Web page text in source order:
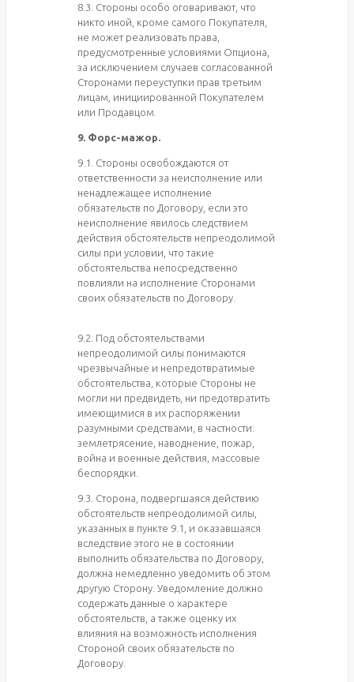
8.3. Стороны особо оговаривают, что
никто иной, кроме самого Покупателя,
не может реализовать права,
предусмотренные условиями Опциона,
за исключением случаев согласованной
Сторонами переуступки прав третьим
лицам, инициированной Покупателем
или Продавцом.
9. Форс-мажор.
9.1. Стороны освобождаются от
ответственности за неисполнение или
ненадлежащее исполнение
обязательств по Договору, если это
неисполнение явилось следствием
действия обстоятельств непреодолимой
силы при условии, что такие
обстоятельства непосредственно
повлияли на исполнение Сторонами
своих обязательств по Договору.
9.2. Под обстоятельствами
непреодолимой силы понимаются
чрезвычайные и непредотвратимые
обстоятельства, которые Стороны не
могли ни предвидеть, ни предотвратить
имеющимися в их распоряжении
разумными средствами, в частности:
землетрясение, наводнение, пожар,
война и военные действия, массовые
беспорядки.
9.3. Сторона, подвергшаяся действию
обстоятельств непреодолимой силы,
указанных в пункте 9.1, и оказавшаяся
вследствие этого не в состоянии
выполнить обязательства по Договору,
должна немедленно уведомить об этом
другую Сторону. Уведомление должно
содержать данные о характере
обстоятельств, а также оценку их
влияния на возможность исполнения
Стороной своих обязательств по
Договору.